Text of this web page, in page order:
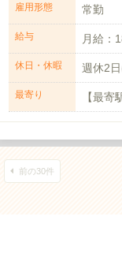
雇用形態 常勤
給与 月給：
休日・休暇 週休2
最寄り
前の30件